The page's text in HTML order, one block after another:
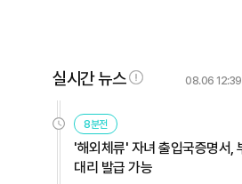
실시간 뉴스 08.06 12:39
8분전
'해외체류' 자녀 출입국증명서,
대리 발급 가능